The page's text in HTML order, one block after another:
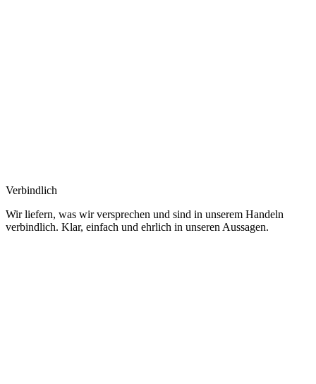
Verbindlich
Wir liefern, was wir versprechen und sind in unserem Handeln
verbindlich. Klar, einfach und ehrlich in unseren Aussagen.